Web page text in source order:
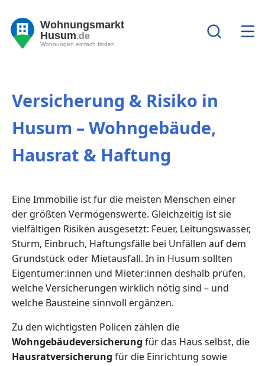
Wohnungsmarkt
Husum.de
Wohnungen einfach finden
Versicherung & Risiko in
Husum – Wohngebäude,
Hausrat & Haftung
Eine Immobilie ist für die meisten Menschen einer
der größten Vermögenswerte. Gleichzeitig ist sie
vielfältigen Risiken ausgesetzt: Feuer, Leitungswasser,
Sturm, Einbruch, Haftungsfälle bei Unfällen auf dem
Grundstück oder Mietausfall. In in Husum sollten
Eigentümer:innen und Mieter:innen deshalb prüfen,
welche Versicherungen wirklich nötig sind – und
welche Bausteine sinnvoll ergänzen.
Zu den wichtigsten Policen zählen die
Wohngebäudeversicherung für das Haus selbst, die
Hausratversicherung für die Einrichtung sowie